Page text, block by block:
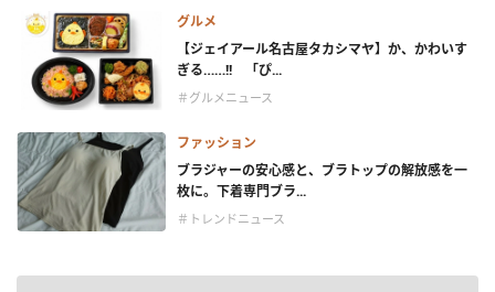
グルメ
【ジェイアール名古屋タカシマヤ】か、かわいす
ぎる……!! 「ぴ...
＃グルメニュース
ファッション
ブラジャーの安心感と、ブラトップの解放感を一
枚に。下着専門ブラ...
＃トレンドニュース